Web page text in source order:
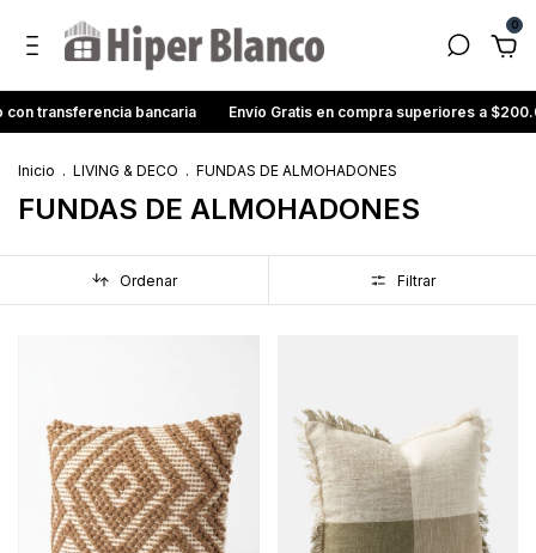
0
bancaria Envío Gratis en compra superiores a $200.000
Inicio . LIVING & DECO . FUNDAS DE ALMOHADONES
FUNDAS DE ALMOHADONES
Ordenar Filtrar